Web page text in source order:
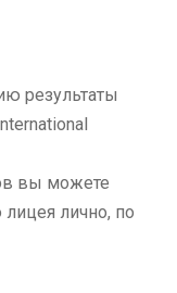
результаты
вы можете
лично, по